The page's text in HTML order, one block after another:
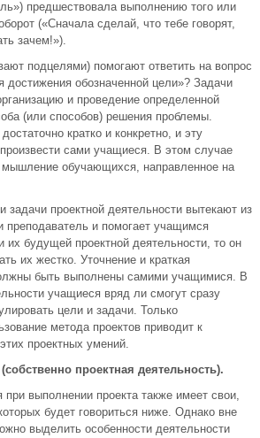
предшествовала выполнению того или
(«Сначала сделай, что тебе говорят,
зачем!»).
подцелями) помогают ответить на вопрос
достижения обозначенной цели»? Задачи
и проведение определенной
(или способов) решения проблемы.
кратко и конкретно, и эту
сами учащиеся. В этом случае
мышление обучающихся, направленное на
задачи проектной деятельности вытекают из
преподаватель и помогает учащимся
их будущей проектной деятельности, то он
их жестко. Уточнение и краткая
быть выполнены самими учащимися. В
учащиеся вряд ли смогут сразу
цели и задачи. Только
метода проектов приводит к
проектных умений.
проектная деятельность).
выполнении проекта также имеет свои,
будет говориться ниже. Однако вне
выделить особенности деятельности